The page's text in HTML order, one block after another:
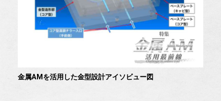
金属AMを活用した金型設計アイソビュー図